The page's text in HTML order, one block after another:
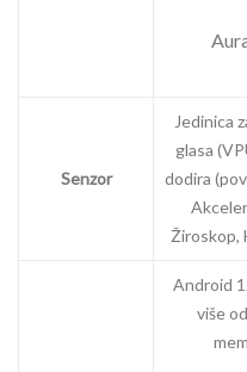
Senzor
Jedinica
glasa
dodira
Žiroskop,
Android
više